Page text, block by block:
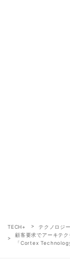
TECH+ テクノロジー
顧客要求でアーキテ
「Cortex